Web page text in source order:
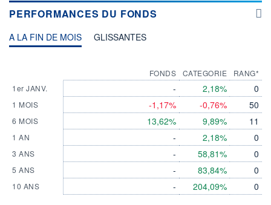
PERFORMANCES DU FONDS
A LA FIN DE MOIS GLISSANTES
1er JANV.
1 MOIS
6 MOIS
1 AN
3 ANS
5 ANS
10 ANS
FONDS
-
-1,17%
13,62%
-
-
-
-
CATEGORIE
2,18%
-0,76%
9,89%
2,18%
58,81%
83,84%
204,09%
RANG*
0
50
11
0
0
0
0